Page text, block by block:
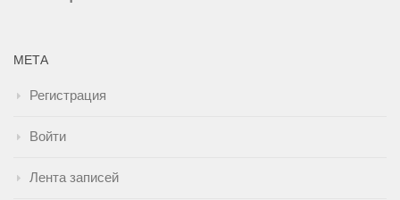
МЕТА
Регистрация
Войти
Лента записей